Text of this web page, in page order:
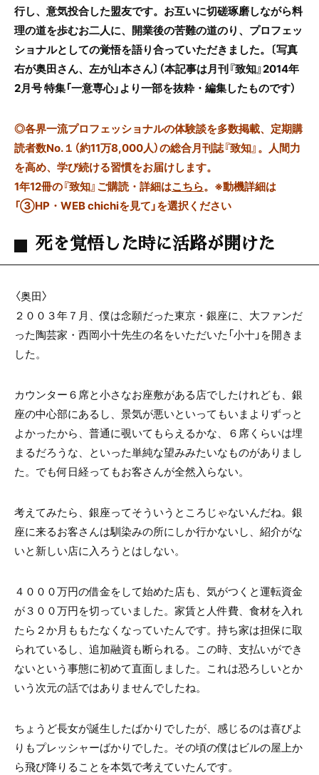
行し、意気投合した盟友です。お互いに切磋琢磨しながら料
理の道を歩むお二人に、開業後の苦難の道のり、プロフェッ
ショナルとしての覚悟を語り合っていただきました。〔写真
右が奥田さん、左が山本さん〕（本記事は月刊『致知』2014年
2月号 特集「一意専心」より一部を抜粋・編集したものです）
◎各界一流プロフェッショナルの体験談を多数掲載、定期購
読者数No.１（約11万8,000人）の総合月刊誌『致知』。人間力
を高め、学び続ける習慣をお届けします。
1年12冊の『致知』ご購読・詳細はこちら。 ※動機詳細は
「③HP・WEB chichiを見て」を選択ください
死を覚悟した時に活路が開けた
〈奥田〉
２００３年７月、僕は念願だった東京・銀座に、大ファンだ
った陶芸家・西岡小十先生の名をいただいた「小十」を開きま
した。
カウンター６席と小さなお座敷がある店でしたけれども、銀
座の中心部にあるし、景気が悪いといってもいまよりずっと
よかったから、普通に覗いてもらえるかな、６席くらいは埋
まるだろうな、といった単純な望みみたいなものがありまし
た。でも何日経ってもお客さんが全然入らない。
考えてみたら、銀座ってそういうところじゃないんだね。銀
座に来るお客さんは馴染みの所にしか行かないし、紹介がな
いと新しい店に入ろうとはしない。
４０００万円の借金をして始めた店も、気がつくと運転資金
が３００万円を切っていました。家賃と人件費、食材を入れ
たら２か月ももたなくなっていたんです。持ち家は担保に取
られているし、追加融資も断られる。この時、支払いができ
ないという事態に初めて直面しました。これは恐ろしいとか
いう次元の話ではありませんでしたね。
ちょうど長女が誕生したばかりでしたが、感じるのは喜びよ
りもプレッシャーばかりでした。その頃の僕はビルの屋上か
ら飛び降りることを本気で考えていたんです。